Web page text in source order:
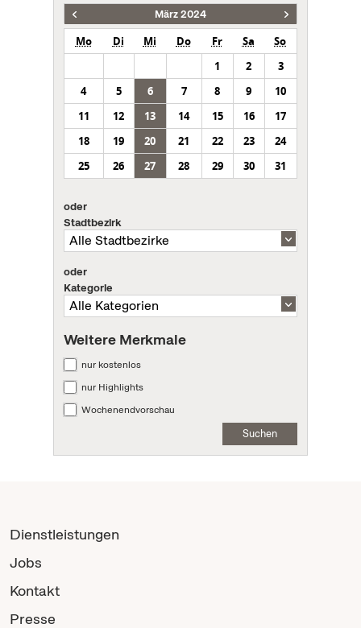
März 2024
Mo Di Mi Do Fr Sa
So
1
2
3
4
5 6 7 8 9
10
11
12 13 14 15 16
17
18
19 20 21 22 23
24
25
26 27 28 29 30 31
oder
Stadtbezirk
oder
Kategorie
Weitere Merkmale
nur kostenlos
nur Highlights
Wochenendvorschau
Suchen
Dienstleistungen
Jobs
Kontakt
Presse